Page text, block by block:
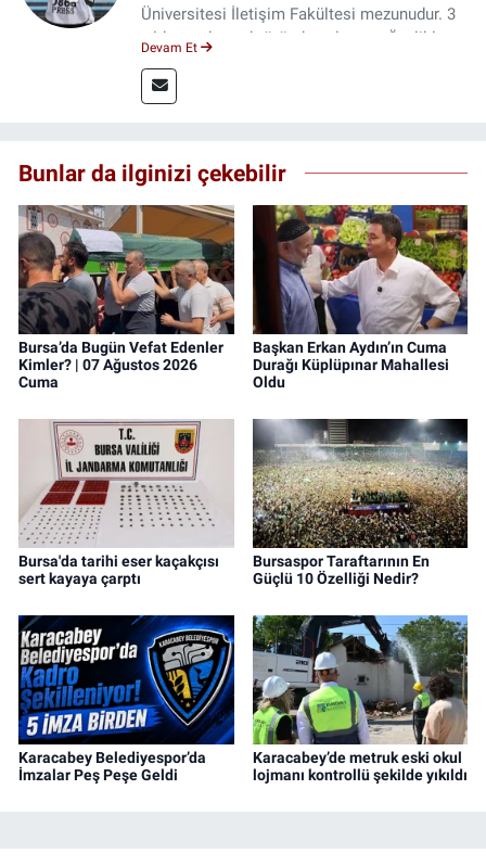
Üniversitesi İletişim Fakültesi mezunudur. 3
yıldır medya sektöründe çalışıyor. Özelikle
Devam Et
Bunlar da ilginizi çekebilir
Bursa’da Bugün Vefat Edenler
Kimler? | 07 Ağustos 2026
Cuma
Başkan Erkan Aydın’ın Cuma
Durağı Küplüpınar Mahallesi
Oldu
Bursa'da tarihi eser kaçakçısı
sert kayaya çarptı
Bursaspor Taraftarının En
Güçlü 10 Özelliği Nedir?
Karacabey Belediyespor’da
İmzalar Peş Peşe Geldi
Karacabey’de metruk eski okul
lojmanı kontrollü şekilde yıkıldı